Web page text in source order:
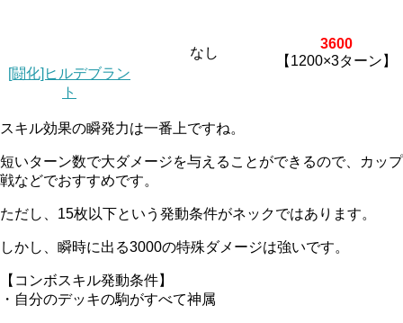
[闘化]ヒルデブラン
ト
なし
3600
【1200×3ターン】
スキル効果の瞬発力は一番上ですね。
短いターン数で大ダメージを与えることができるので、カップ
戦などでおすすめです。
ただし、15枚以下という発動条件がネックではあります。
しかし、瞬時に出る3000の特殊ダメージは強いです。
【コンボスキル発動条件】
・自分のデッキの駒がすべて神属